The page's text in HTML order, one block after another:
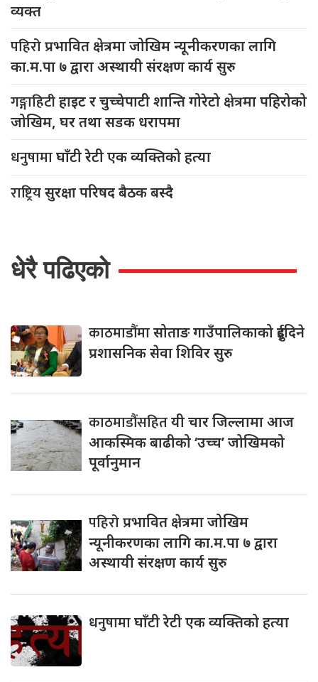
व्यक्त
पहिरोप्रभावित क्षेत्रमा जोखिम न्यूनीकरणका लागि
का.म.पा ७ द्वारा अस्थायी संरक्षण कार्य सुरु
गङ्गाहिटीहाइट र चुच्चेपाटी शान्ति गोरेटो क्षेत्रमा पहिरोको
जोखिम, घर तथा सडक धरापमा
धनुषामाघाँटी रेटी एक व्यक्तिको हत्या
राष्ट्रियसुरक्षा परिषद बैठक बस्दै
धेरै पढिएको
काठमाडौंमासोताङ गाउँपालिकाको दुईदिने
प्रशासनिक सेवा शिविर सुरु
काठमाडौंसहितयी चार जिल्लामा आज
आकस्मिक बाढीको ‘उच्च’ जोखिमको
पूर्वानुमान
पहिरोप्रभावित क्षेत्रमा जोखिम
न्यूनीकरणका लागि का.म.पा ७ द्वारा
अस्थायी संरक्षण कार्य सुरु
धनुषामाघाँटी रेटी एक व्यक्तिको हत्या